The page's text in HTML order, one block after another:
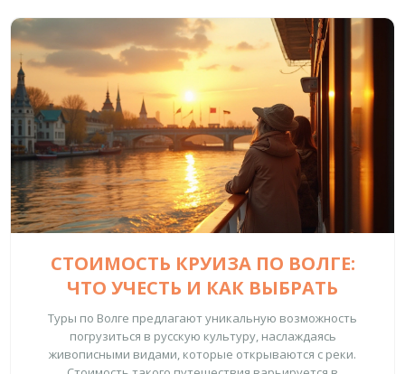
СТОИМОСТЬ КРУИЗА ПО ВОЛГЕ:
ЧТО УЧЕСТЬ И КАК ВЫБРАТЬ
Туры по Волге предлагают уникальную возможность
погрузиться в русскую культуру, наслаждаясь
живописными видами, которые открываются с реки.